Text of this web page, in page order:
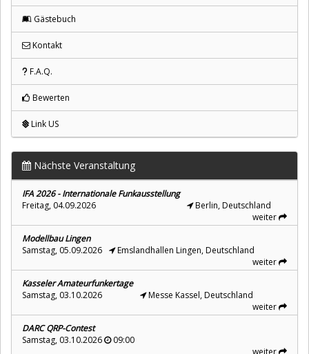
Gästebuch
Kontakt
F.A.Q.
Bewerten
Link US
Nächste Veranstaltung
IFA 2026 - Internationale Funkausstellung
Freitag, 04.09.2026
Berlin, Deutschland
weiter
Modellbau Lingen
Samstag, 05.09.2026
Emslandhallen Lingen, Deutschland
weiter
Kasseler Amateurfunkertage
Samstag, 03.10.2026
Messe Kassel, Deutschland
weiter
DARC QRP-Contest
Samstag, 03.10.2026
09:00
weiter